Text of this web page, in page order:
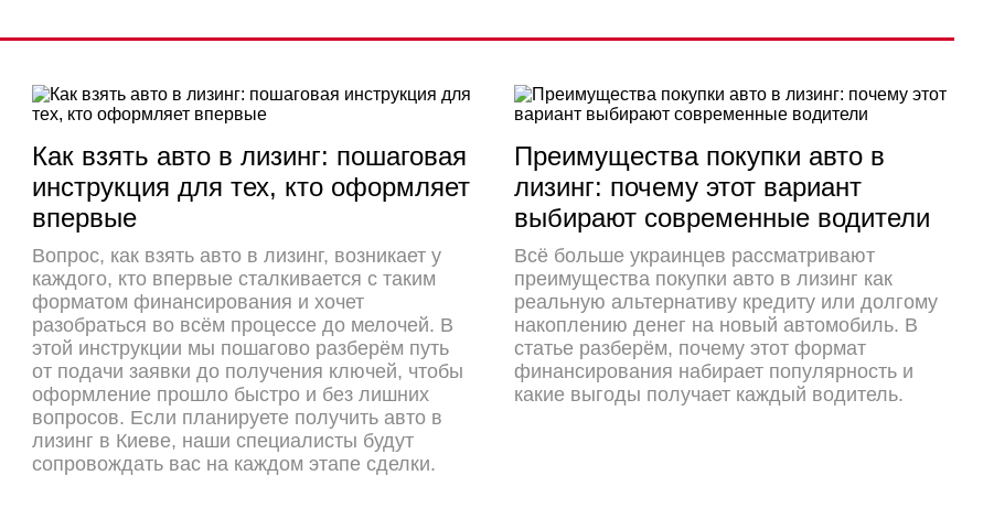
Как взять авто в лизинг: пошаговая
инструкция для тех, кто оформляет
впервые
Вопрос, как взять авто в лизинг, возникает у
каждого, кто впервые сталкивается с таким
форматом финансирования и хочет
разобраться во всём процессе до мелочей. В
этой инструкции мы пошагово разберём путь
от подачи заявки до получения ключей, чтобы
оформление прошло быстро и без лишних
вопросов. Если планируете получить авто в
лизинг в Киеве, наши специалисты будут
сопровождать вас на каждом этапе сделки.
Преимущества покупки авто в
лизинг: почему этот вариант
выбирают современные водители
Всё больше украинцев рассматривают
преимущества покупки авто в лизинг как
реальную альтернативу кредиту или долгому
накоплению денег на новый автомобиль. В
статье разберём, почему этот формат
финансирования набирает популярность и
какие выгоды получает каждый водитель.